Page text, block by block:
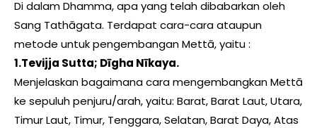
Di dalam Dhamma, apa yang telah dibabarkan oleh
Sang Tathāgata. Terdapat cara-cara ataupun
metode untuk pengembangan Mettā, yaitu :
1.Tevijja Sutta; Dīgha Nīkaya.
Menjelaskan bagaimana cara mengembangkan Mettā
ke sepuluh penjuru/arah, yaitu: Barat, Barat Laut, Utara,
Timur Laut, Timur, Tenggara, Selatan, Barat Daya, Atas